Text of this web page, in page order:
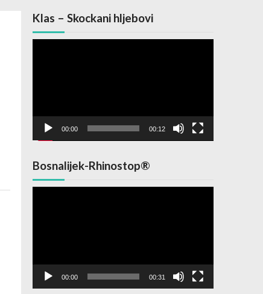
Klas – Skockani hljebovi
00:00 00:12
Bosnalijek-Rhinostop®
00:00 00:31